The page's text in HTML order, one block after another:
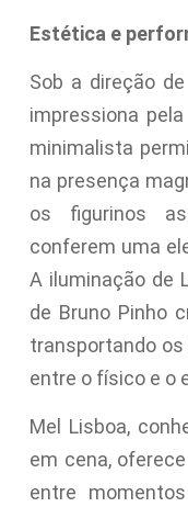
Estética e
Sob a direção
impressiona
minimalista
na presença
os figurinos
conferem uma
A iluminação de
de Bruno Pinho
transportando
entre o físico e o
Mel Lisboa,
em cena,
entre